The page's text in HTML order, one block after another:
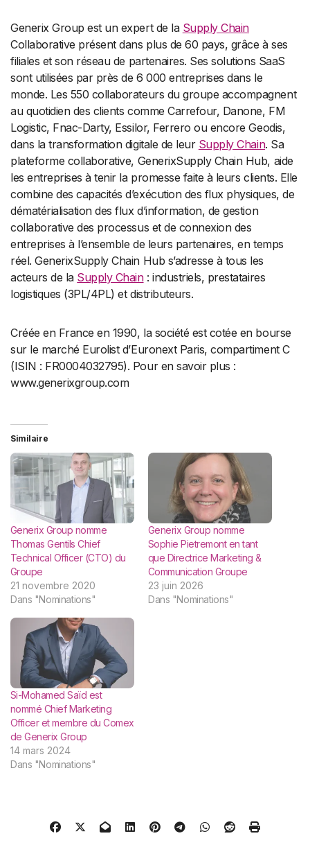
Generix Group est un expert de la Supply Chain
Collaborative présent dans plus de 60 pays, grâce à ses
filiales et son réseau de partenaires. Ses solutions SaaS
sont utilisées par près de 6 000 entreprises dans le
monde. Les 550 collaborateurs du groupe accompagnent
au quotidien des clients comme Carrefour, Danone, FM
Logistic, Fnac-Darty, Essilor, Ferrero ou encore Geodis,
dans la transformation digitale de leur Supply Chain. Sa
plateforme collaborative, GenerixSupply Chain Hub, aide
les entreprises à tenir la promesse faite à leurs clients. Elle
combine des capacités d’exécution des flux physiques, de
dématérialisation des flux d’information, de gestion
collaborative des processus et de connexion des
entreprises à l’ensemble de leurs partenaires, en temps
réel. GenerixSupply Chain Hub s’adresse à tous les
acteurs de la Supply Chain: industriels, prestataires
logistiques (3PL/4PL) et distributeurs.
Créée en France en 1990, la société est cotée en bourse
sur le marché Eurolist d’Euronext Paris, compartiment C
(ISIN : FR0004032795). Pour en savoir plus :
www.generixgroup.com
Similaire
Generix Group nomme
Thomas Gentils Chief
Technical Officer (CTO) du
Groupe
21 novembre 2020
Dans "Nominations"
Generix Group nomme
Sophie Pietremont en tant
que Directrice Marketing &
Communication Groupe
23 juin 2026
Dans "Nominations"
Si-Mohamed Saïd est
nommé Chief Marketing
Officer et membre du Comex
de Generix Group
14 mars 2024
Dans "Nominations"